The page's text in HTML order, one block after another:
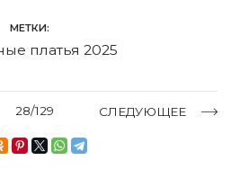
МЕТКИ:
платья 2025
28/129 СЛЕДУЮЩЕЕ